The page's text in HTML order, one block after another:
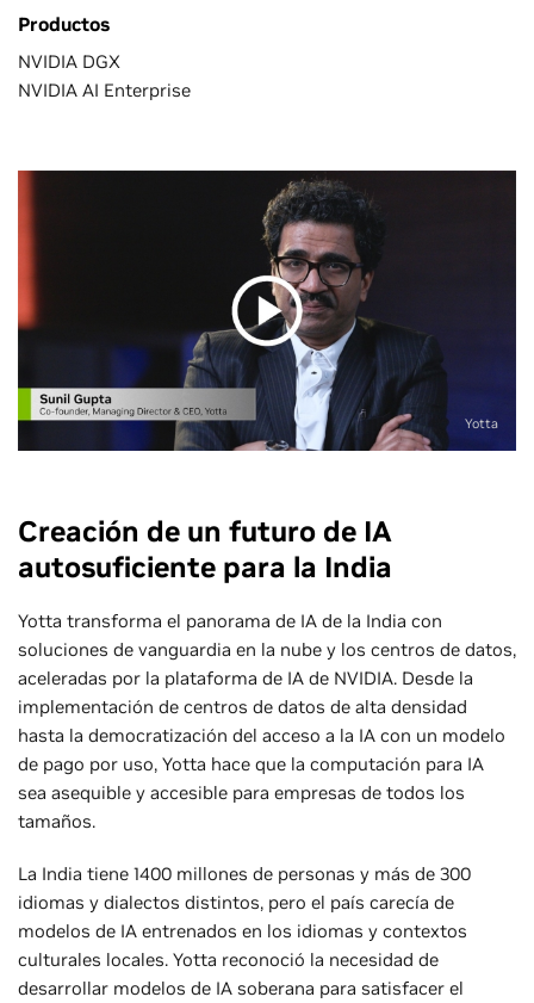
Productos
NVIDIA DGX
NVIDIA AI Enterprise
Yotta
Creación de un futuro de IA
autosuficiente para la India
Yotta transforma el panorama de IA de la India con
soluciones de vanguardia en la nube y los centros de datos,
aceleradas por la plataforma de IA de NVIDIA. Desde la
implementación de centros de datos de alta densidad
hasta la democratización del acceso a la IA con un modelo
de pago por uso, Yotta hace que la computación para IA
sea asequible y accesible para empresas de todos los
tamaños.
La India tiene 1400 millones de personas y más de 300
idiomas y dialectos distintos, pero el país carecía de
modelos de IA entrenados en los idiomas y contextos
culturales locales. Yotta reconoció la necesidad de
desarrollar modelos de IA soberana para satisfacer el